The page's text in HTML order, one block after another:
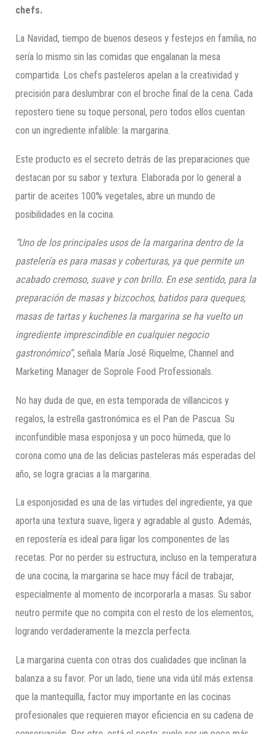
chefs.
La Navidad, tiempo de buenos deseos y festejos en familia, no
sería lo mismo sin las comidas que engalanan la mesa
compartida. Los chefs pasteleros apelan a la creatividad y
precisión para deslumbrar con el broche final de la cena. Cada
repostero tiene su toque personal, pero todos ellos cuentan
con un ingrediente infalible: la margarina.
Este producto es el secreto detrás de las preparaciones que
destacan por su sabor y textura. Elaborada por lo general a
partir de aceites 100% vegetales, abre un mundo de
posibilidades en la cocina.
“Uno de los principales usos de la margarina dentro de la
pastelería es para masas y coberturas, ya que permite un
acabado cremoso, suave y con brillo. En ese sentido, para la
preparación de masas y bizcochos, batidos para queques,
masas de tartas y kuchenes la margarina se ha vuelto un
ingrediente imprescindible en cualquier negocio
gastronómico”, señala María José Riquelme, Channel and
Marketing Manager de Soprole Food Professionals.
No hay duda de que, en esta temporada de villancicos y
regalos, la estrella gastronómica es el Pan de Pascua. Su
inconfundible masa esponjosa y un poco húmeda, que lo
corona como una de las delicias pasteleras más esperadas del
año, se logra gracias a la margarina.
La esponjosidad es una de las virtudes del ingrediente, ya que
aporta una textura suave, ligera y agradable al gusto. Además,
en repostería es ideal para ligar los componentes de las
recetas. Por no perder su estructura, incluso en la temperatura
de una cocina, la margarina se hace muy fácil de trabajar,
especialmente al momento de incorporarla a masas. Su sabor
neutro permite que no compita con el resto de los elementos,
logrando verdaderamente la mezcla perfecta.
La margarina cuenta con otras dos cualidades que inclinan la
balanza a su favor. Por un lado, tiene una vida útil más extensa
que la mantequilla, factor muy importante en las cocinas
profesionales que requieren mayor eficiencia en su cadena de